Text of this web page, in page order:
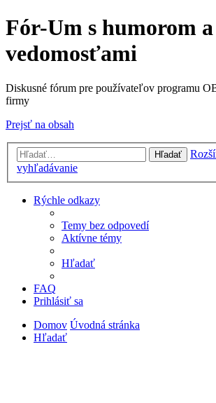
Fór-Um s humorom a
vedomosťami
Diskusné fórum pre používateľov programu
firmy
Prejsť na obsah
Hľadať
vyhľadávanie
Rýchle odkazy
Temy bez odpovedí
Aktívne témy
Hľadať
FAQ
Prihlásiť sa
Domov Úvodná stránka
Hľadať